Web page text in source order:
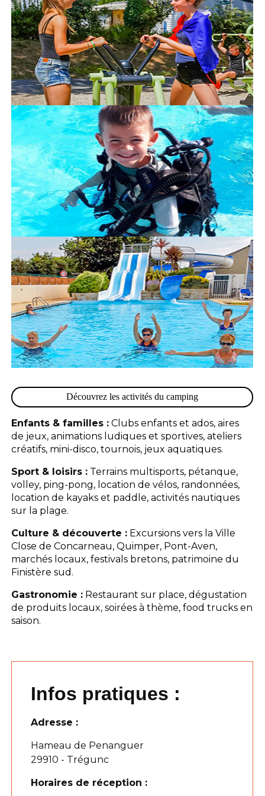
Découvrez les activités du camping
Enfants & familles : Clubs enfants et ados, aires
de jeux, animations ludiques et sportives, ateliers
créatifs, mini-disco, tournois, jeux aquatiques.
Sport & loisirs : Terrains multisports, pétanque,
volley, ping-pong, location de vélos, randonnées,
location de kayaks et paddle, activités nautiques
sur la plage.
Culture & découverte : Excursions vers la Ville
Close de Concarneau, Quimper, Pont-Aven,
marchés locaux, festivals bretons, patrimoine du
Finistère sud.
Gastronomie : Restaurant sur place, dégustation
de produits locaux, soirées à thème, food trucks en
saison.
Infos pratiques :
Adresse :
Hameau de Penanguer
29910 - Trégunc
Horaires de réception :